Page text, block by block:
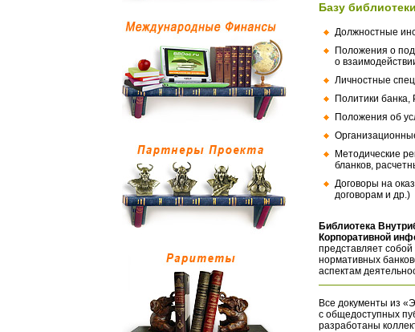
Базу
Должностные
Положения о
о
Личностные
Политики банка,
Положения об
Методические
бланков,
Договоры на
договорам и др.)
Библиотека
Корпоративной
представляет
нормативных
аспектам
Все документы из
с общедоступных
разработаны